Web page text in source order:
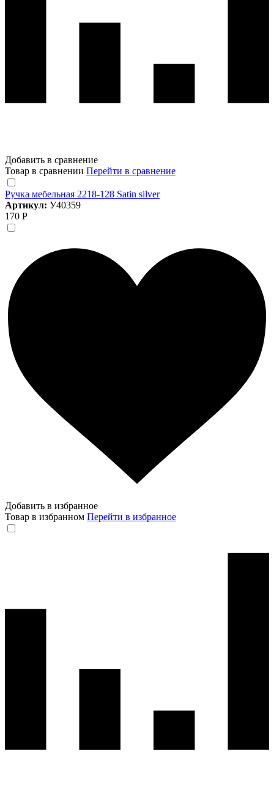
Добавить в сравнение
Товар в сравнении Перейти в сравнение
Ручка мебельная 2218-128 Satin silver
Артикул: У40359
170 Р
Добавить в избранное
Товар в избранном Перейти в избранное